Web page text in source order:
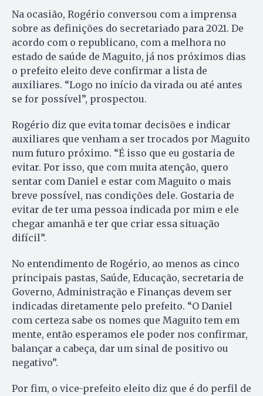
Na ocasião, Rogério conversou com a imprensa
sobre as definições do secretariado para 2021. De
acordo com o republicano, com a melhora no
estado de saúde de Maguito, já nos próximos dias
o prefeito eleito deve confirmar a lista de
auxiliares. “Logo no início da virada ou até antes
se for possível”, prospectou.
Rogério diz que evita tomar decisões e indicar
auxiliares que venham a ser trocados por Maguito
num futuro próximo. “É isso que eu gostaria de
evitar. Por isso, que com muita atenção, quero
sentar com Daniel e estar com Maguito o mais
breve possível, nas condições dele. Gostaria de
evitar de ter uma pessoa indicada por mim e ele
chegar amanhã e ter que criar essa situação
difícil”.
No entendimento de Rogério, ao menos as cinco
principais pastas, Saúde, Educação, secretaria de
Governo, Administração e Finanças devem ser
indicadas diretamente pelo prefeito. “O Daniel
com certeza sabe os nomes que Maguito tem em
mente, então esperamos ele poder nos confirmar,
balançar a cabeça, dar um sinal de positivo ou
negativo”.
Por fim, o vice-prefeito eleito diz que é do perfil de